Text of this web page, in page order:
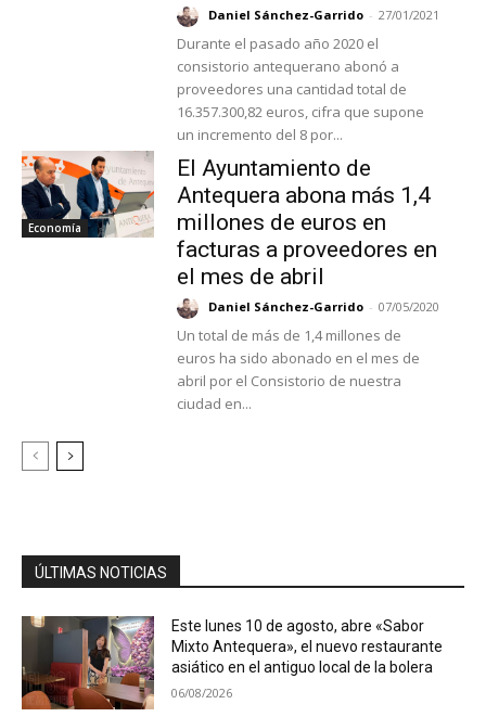
Daniel Sánchez-Garrido - 27/01/2021
Durante el pasado año 2020 el
consistorio antequerano abonó a
proveedores una cantidad total de
16.357.300,82 euros, cifra que supone
un incremento del 8 por...
Economía
El Ayuntamiento de
Antequera abona más 1,4
millones de euros en
facturas a proveedores en
el mes de abril
Daniel Sánchez-Garrido - 07/05/2020
Un total de más de 1,4 millones de
euros ha sido abonado en el mes de
abril por el Consistorio de nuestra
ciudad en...
ÚLTIMAS NOTICIAS
Este lunes 10 de agosto, abre «Sabor
Mixto Antequera», el nuevo restaurante
asiático en el antiguo local de la bolera
06/08/2026